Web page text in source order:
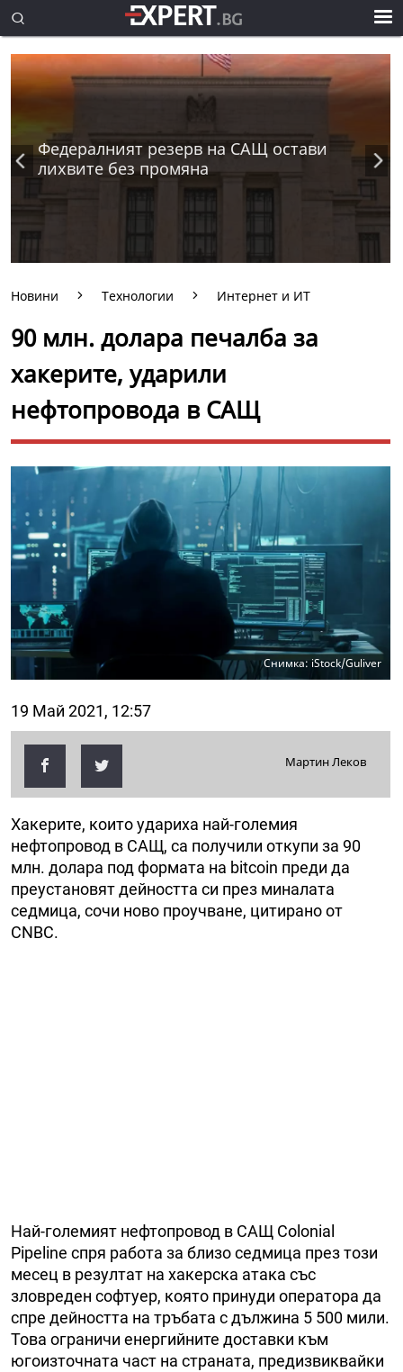
Федералният резерв на САЩ остави
лихвите без промяна
Новини Технологии Интернет и ИТ
90 млн. долара печалба за
хакерите, ударили
нефтопровода в САЩ
Снимка: iStock/Guliver
19 Май 2021, 12:57
Мартин Леков
Хакерите, които удариха най-големия
нефтопровод в САЩ, са получили откупи за 90
млн. долара под формата на bitcoin преди да
преустановят дейността си през миналата
седмица, сочи ново проучване, цитирано от
CNBC.
Най-големият нефтопровод в САЩ Colonial
Pipeline спря работа за близо седмица през този
месец в резултат на хакерска атака със
зловреден софтуер, която принуди оператора да
спре дейността на тръбата с дължина 5 500 мили.
Това ограничи енергийните доставки към
югоизточната част на страната, предизвиквайки